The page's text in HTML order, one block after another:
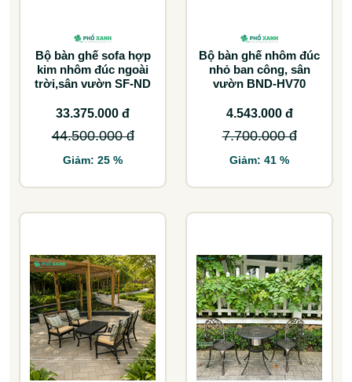
Bộ bàn ghế sofa hợp
kim nhôm đúc ngoài
trời,sân vườn SF-ND
33.375.000 đ
44.500.000 đ
Giảm: 25 %
Bộ bàn ghế nhôm đúc
nhỏ ban công, sân
vườn BND-HV70
4.543.000 đ
7.700.000 đ
Giảm: 41 %